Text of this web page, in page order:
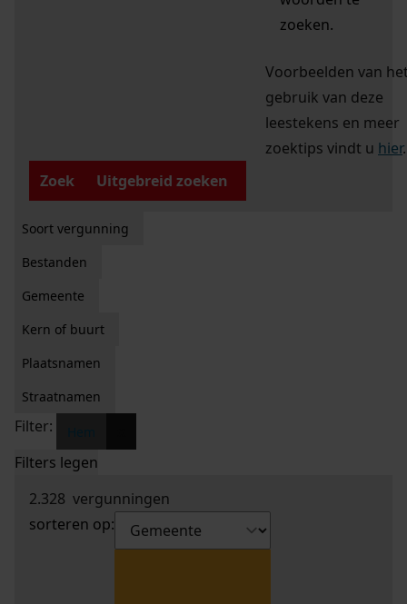
zoeken.
Voorbeelden van
gebruik van deze
leestekens en meer
zoektips vindt u hier.
Zoek
Uitgebreid zoeken
Soort vergunning
Bestanden
Gemeente
Kern of buurt
Plaatsnamen
Straatnamen
Filter:
Filters legen
2.328 vergunningen
sorteren op: